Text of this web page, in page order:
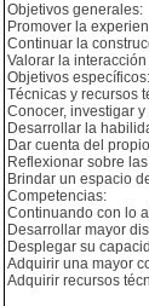
Objetivos generales:
Promover la
Continuar la
Valorar la
Objetivos específicos:
Técnicas y recursos
Conocer, investigar
Desarrollar la
Dar cuenta del
Reflexionar sobre
Brindar un espacio
Competencias:
Continuando con lo
Desarrollar mayor
Desplegar su
Adquirir una mayor
Adquirir recursos